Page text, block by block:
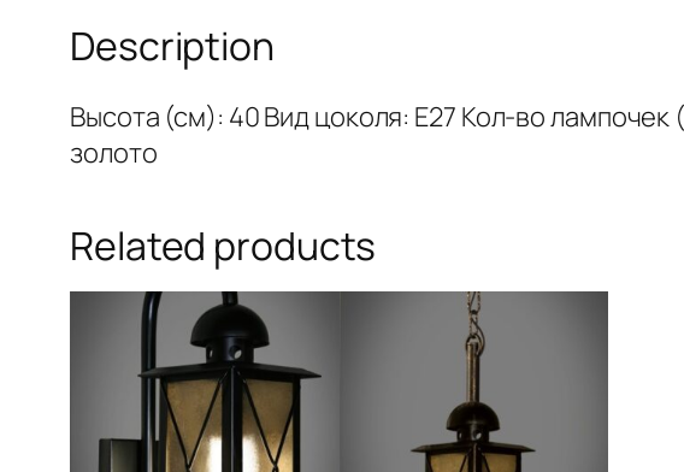
Description
Высота (см): 40 Вид цоколя: E27 Кол-во
золото
Related products